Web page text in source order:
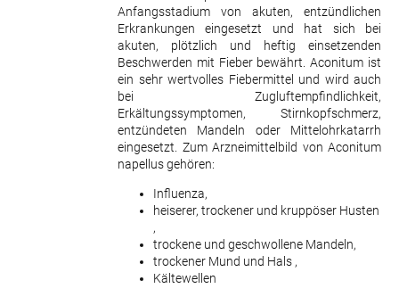
Anfangsstadium von akuten, entzündlichen
Erkrankungen eingesetzt und hat sich bei
akuten, plötzlich und heftig einsetzenden
Beschwerden mit Fieber bewährt. Aconitum ist
ein sehr wertvolles Fiebermittel und wird auch
bei Zugluftempfindlichkeit,
Erkältungssymptomen, Stirnkopfschmerz,
entzündeten Mandeln oder Mittelohrkatarrh
eingesetzt. Zum Arzneimittelbild von Aconitum
napellus gehören:
Influenza,
heiserer, trockener und kruppöser Husten
,
trockene und geschwollene Mandeln,
trockener Mund und Hals ,
Kältewellen